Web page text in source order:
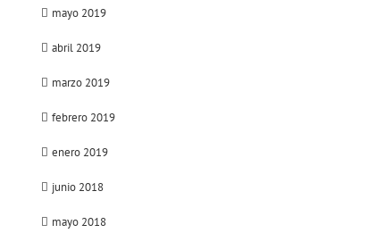
mayo 2019
abril 2019
marzo 2019
febrero 2019
enero 2019
junio 2018
mayo 2018